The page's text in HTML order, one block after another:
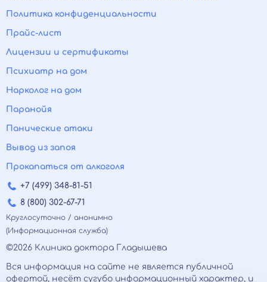
Политика конфиденциальности
Прайс-лист
Лицензии и сертификаты
Психиатр на дом
Нарколог на дом
Паранойя
Панические атаки
Вывод из запоя
Прокапаться от алкоголя
+7 (499) 348-81-51
8 (800) 302-67-71
Круглосуточно / анонимно
(Информационная служба)
©2026 Клиника доктора Гладышева
Вся информация на сайте не является публичной
офертой, несёт сугубо информационный характер, и